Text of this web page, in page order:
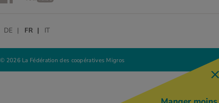
© 2026 La Fédération des coopératives Migros
DE FR IT